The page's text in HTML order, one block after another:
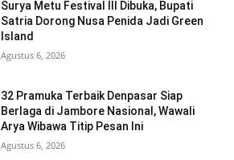
Surya Metu Festival III Dibuka, Bupati
Satria Dorong Nusa Penida Jadi Green
Island
Agustus 6, 2026
32 Pramuka Terbaik Denpasar Siap
Berlaga di Jambore Nasional, Wawali
Arya Wibawa Titip Pesan Ini
Agustus 6, 2026